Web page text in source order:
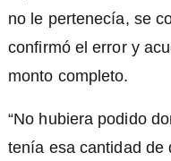
no le pertenecía, se
confirmó el error y
monto completo.
“No hubiera podido
tenía esa cantidad de